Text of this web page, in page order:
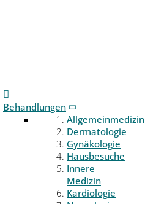
Behandlungen
Allgemeinmedizin
Dermatologie
Gynäkologie
Hausbesuche
Innere
Medizin
Kardiologie